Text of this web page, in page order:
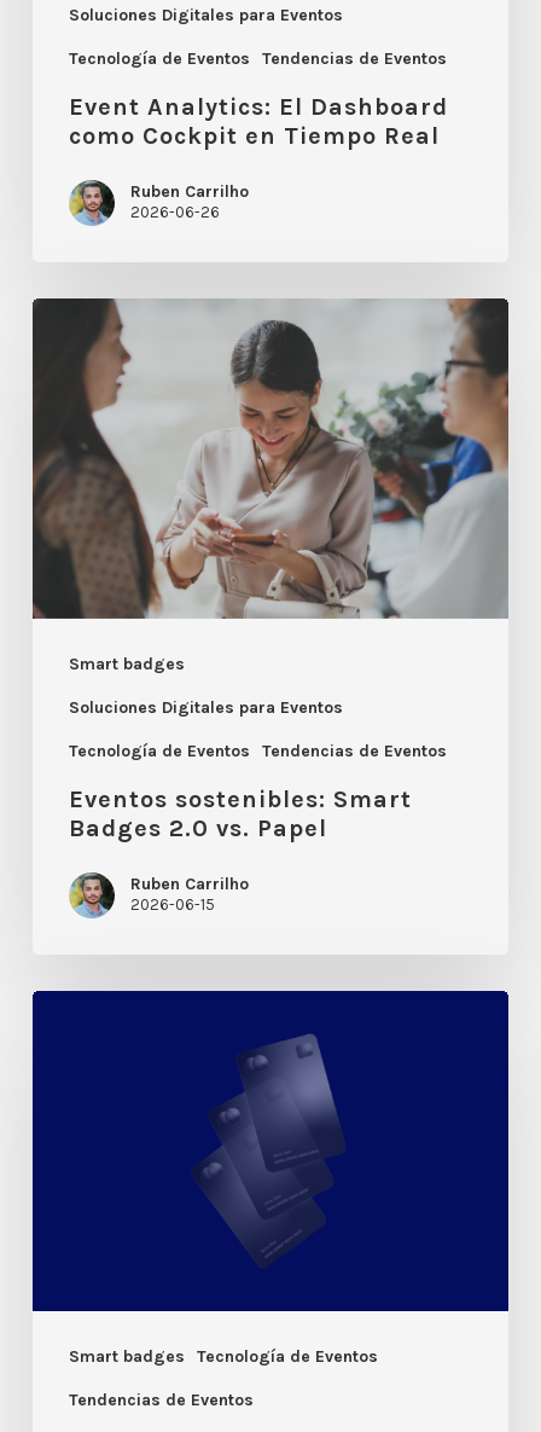
Soluciones Digitales para Eventos
Tecnología de Eventos Tendencias de Eventos
Event Analytics: El Dashboard
como Cockpit en Tiempo Real
Ruben Carrilho
2026-06-26
Smart badges
Soluciones Digitales para Eventos
Tecnología de Eventos Tendencias de Eventos
Eventos
sostenibles:
Smart
Badges
2.0
vs.
Papel
Eventos sostenibles: Smart
Badges 2.0 vs. Papel
Ruben Carrilho
2026-06-15
Smart badges Tecnología de Eventos
Tendencias de Eventos
casa
está
redefiniendo